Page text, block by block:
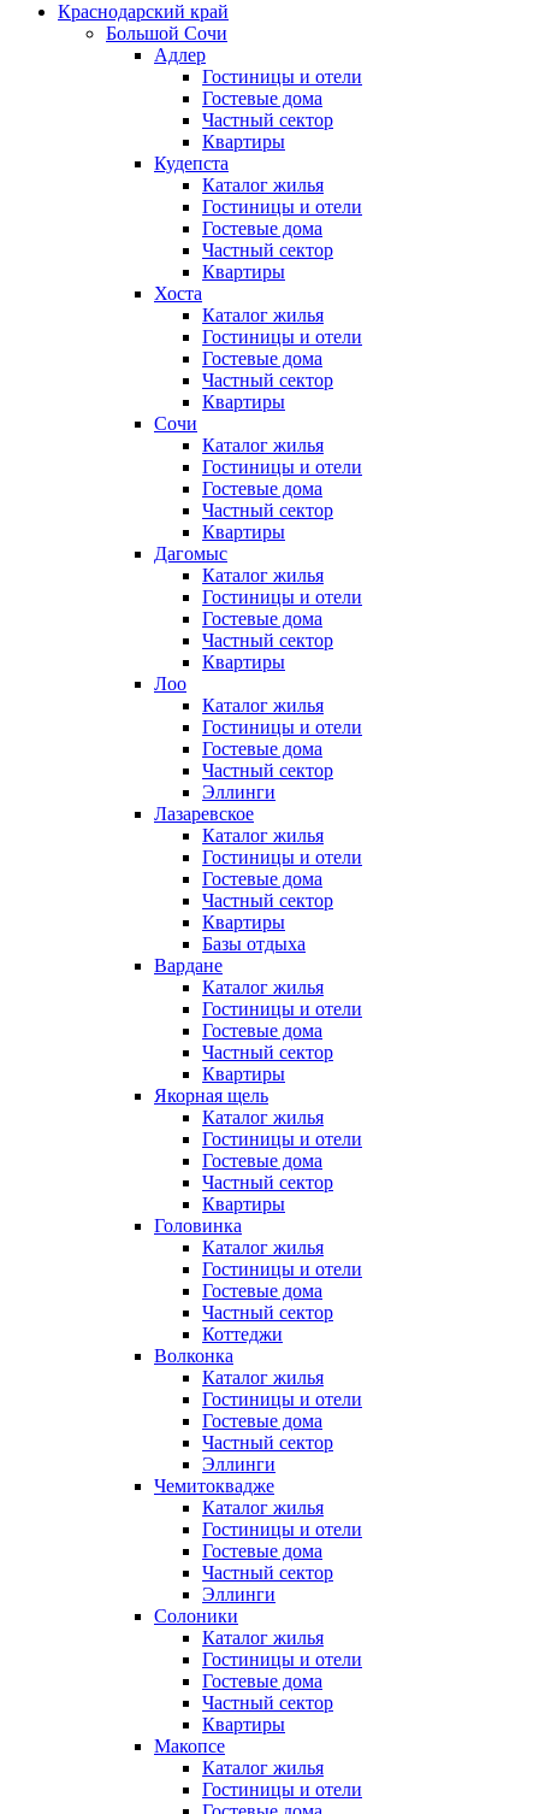
Краснодарский край
Большой Сочи
Адлер
Гостиницы и отели
Гостевые дома
Частный сектор
Квартиры
Кудепста
Каталог жилья
Гостиницы и отели
Гостевые дома
Частный сектор
Квартиры
Хоста
Каталог жилья
Гостиницы и отели
Гостевые дома
Частный сектор
Квартиры
Сочи
Каталог жилья
Гостиницы и отели
Гостевые дома
Частный сектор
Квартиры
Дагомыс
Каталог жилья
Гостиницы и отели
Гостевые дома
Частный сектор
Квартиры
Лоо
Каталог жилья
Гостиницы и отели
Гостевые дома
Частный сектор
Эллинги
Лазаревское
Каталог жилья
Гостиницы и отели
Гостевые дома
Частный сектор
Квартиры
Базы отдыха
Вардане
Каталог жилья
Гостиницы и отели
Гостевые дома
Частный сектор
Квартиры
Якорная щель
Каталог жилья
Гостиницы и отели
Гостевые дома
Частный сектор
Квартиры
Головинка
Каталог жилья
Гостиницы и отели
Гостевые дома
Частный сектор
Коттеджи
Волконка
Каталог жилья
Гостиницы и отели
Гостевые дома
Частный сектор
Эллинги
Чемитоквадже
Каталог жилья
Гостиницы и отели
Гостевые дома
Частный сектор
Эллинги
Солоники
Каталог жилья
Гостиницы и отели
Гостевые дома
Частный сектор
Квартиры
Макопсе
Каталог жилья
Гостиницы и отели